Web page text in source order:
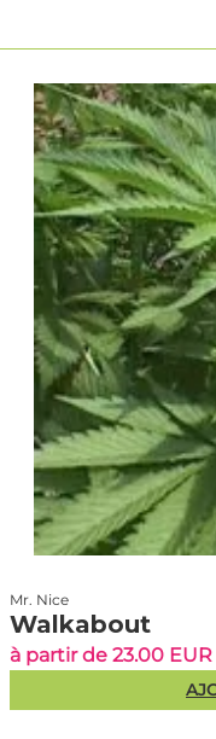
Mr. Nice
Walkabout
à partir de 23.00 EUR